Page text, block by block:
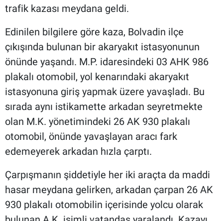
trafik kazası meydana geldi.
Edinilen bilgilere göre kaza, Bolvadin ilçe
çıkışında bulunan bir akaryakıt istasyonunun
önünde yaşandı. M.P. idaresindeki 03 AHK 986
plakalı otomobil, yol kenarındaki akaryakıt
istasyonuna giriş yapmak üzere yavaşladı. Bu
sırada aynı istikamette arkadan seyretmekte
olan M.K. yönetimindeki 26 AK 930 plakalı
otomobil, önünde yavaşlayan aracı fark
edemeyerek arkadan hızla çarptı.
Çarpışmanın şiddetiyle her iki araçta da maddi
hasar meydana gelirken, arkadan çarpan 26 AK
930 plakalı otomobilin içerisinde yolcu olarak